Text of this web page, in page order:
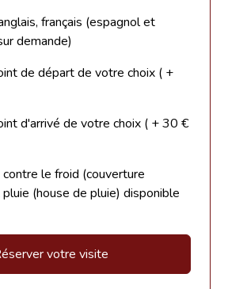
français (espagnol et
demande)
de départ de votre choix ( +
d'arrivé de votre choix ( + 30 €
le froid (couverture
(house de pluie) disponible
votre visite